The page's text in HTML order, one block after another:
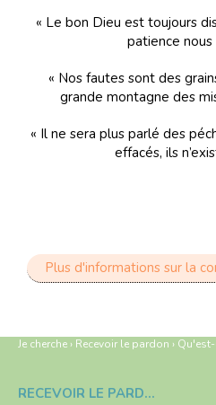
« Le bon Dieu est toujours
patience
« Nos fautes sont des
grande montagne des
« Il ne sera plus parlé des
effacés, ils
Plus d'informations sur la
Je cherche › Recevoir le pardon ›
Navigation
RECEVOIR LE PARDON